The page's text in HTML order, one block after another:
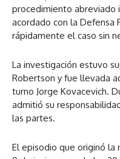
procedimiento abreviado
acordado con la Defensa
rápidamente el caso sin
La investigación estuvo
Robertson y fue llevada
turno Jorge Kovacevich.
admitió su
las partes.
El episodio que originó la